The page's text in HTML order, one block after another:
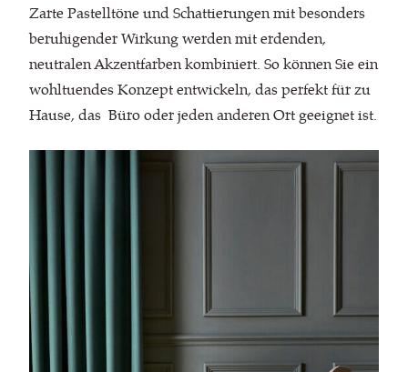
Zarte Pastelltöne und Schattierungen mit besonders
beruhigender Wirkung werden mit erdenden,
neutralen Akzentfarben kombiniert. So können Sie ein
wohltuendes Konzept entwickeln, das perfekt für zu
Hause, das Büro oder jeden anderen Ort geeignet ist.